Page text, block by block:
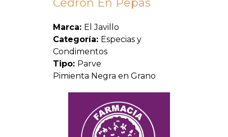
Cedron En Pepas
Marca: El Javillo
Categoría: Especias y
Condimentos
Tipo: Parve
Pimienta Negra en Grano